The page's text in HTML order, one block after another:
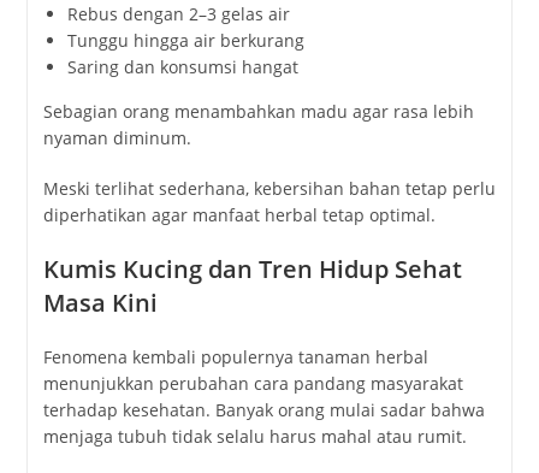
Rebus dengan 2–3 gelas air
Tunggu hingga air berkurang
Saring dan konsumsi hangat
Sebagian orang menambahkan madu agar rasa lebih
nyaman diminum.
Meski terlihat sederhana, kebersihan bahan tetap perlu
diperhatikan agar manfaat herbal tetap optimal.
Kumis Kucing dan Tren Hidup Sehat
Masa Kini
Fenomena kembali populernya tanaman herbal
menunjukkan perubahan cara pandang masyarakat
terhadap kesehatan. Banyak orang mulai sadar bahwa
menjaga tubuh tidak selalu harus mahal atau rumit.